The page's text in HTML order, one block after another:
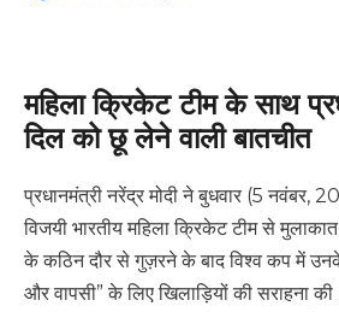
महिला क्रिकेट टीम के साथ
दिल को छू लेने वाली बातचीत
प्रधानमंत्री नरेंद्र मोदी ने बुधवार (5
विजयी भारतीय महिला क्रिकेट टीम से
के कठिन दौर से गुज़रने के बाद विश्व कप में
और वापसी” के लिए खिलाड़ियों की सराहना